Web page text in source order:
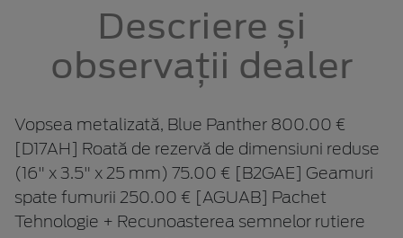
Descriere și
observații dealer
Vopsea metalizată, Blue Panther 800.00 €
[D17AH] Roată de rezervă de dimensiuni reduse
(16" x 3.5" x 25 mm) 75.00 € [B2GAE] Geamuri
spate fumurii 250.00 € [AGUAB] Pachet
Tehnologie + Recunoasterea semnelor rutiere